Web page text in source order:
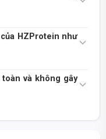
HZProtein như
và không gây